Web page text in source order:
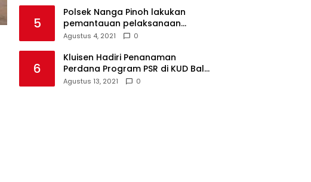
5
Polsek Nanga Pinoh lakukan
pemantauan pelaksanaan
vaksinasi covid-19 tahap 2
Agustus 4, 2021 0
6
Kluisen Hadiri Penanaman
Perdana Program PSR di KUD Bale
Yotro Beloyan
Agustus 13, 2021 0